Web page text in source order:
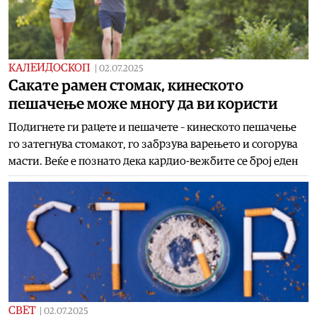
КАЛЕИДОСКОП 02.07.2025
Сакате рамен стомак, кинеското
пешачење може многу да ви користи
Подигнете ги рацете и пешачете – кинеското пешачење
го затегнува стомакот, го забрзува варењето и согорува
масти. Веќе е познато дека кардио-вежбите се број еден
СВЕТ 02.07.2025